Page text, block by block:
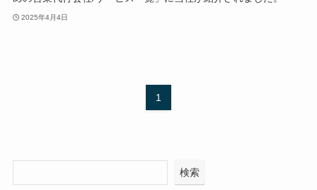
2025年4月4日
1
検索